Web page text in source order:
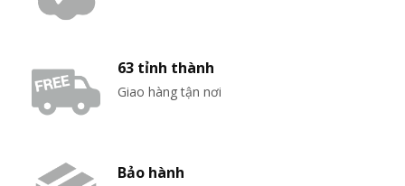
63 tỉnh thành
Giao hàng tận nơi
Bảo hành